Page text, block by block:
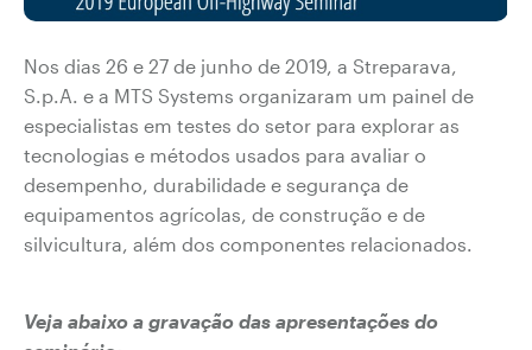
Nos dias 26 e 27 de junho de 2019, a Streparava,
S.p.A. e a MTS Systems organizaram um painel de
especialistas em testes do setor para explorar as
tecnologias e métodos usados para avaliar o
desempenho, durabilidade e segurança de
equipamentos agrícolas, de construção e de
silvicultura, além dos componentes relacionados.
Veja abaixo a gravação das apresentações do